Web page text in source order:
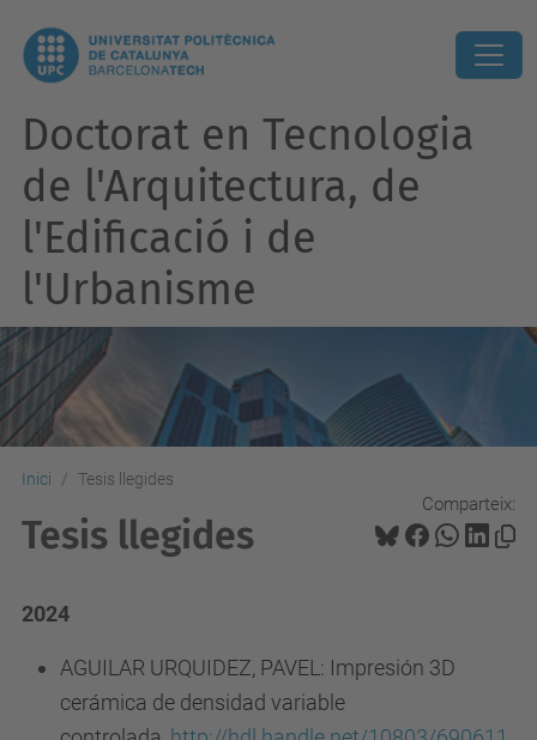
Doctorat en Tecnologia
de l'Arquitectura, de
l'Edificació i de
l'Urbanisme
Inici Tesis llegides
Comparteix:
Tesis llegides
2024
AGUILAR URQUIDEZ, PAVEL: Impresión 3D
cerámica de densidad variable